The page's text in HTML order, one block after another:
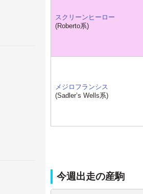
スクリーンヒーロー
(Roberto系)
メジロフランシス
(Sadler’s Wells系)
今週出走の産駒